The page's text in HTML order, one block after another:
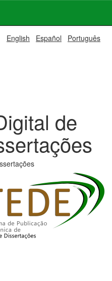
English Español Português
de